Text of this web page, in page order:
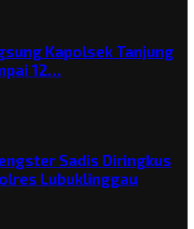
Kapolsek Tanjung
12…
Sadis Diringkus
Lubuklinggau